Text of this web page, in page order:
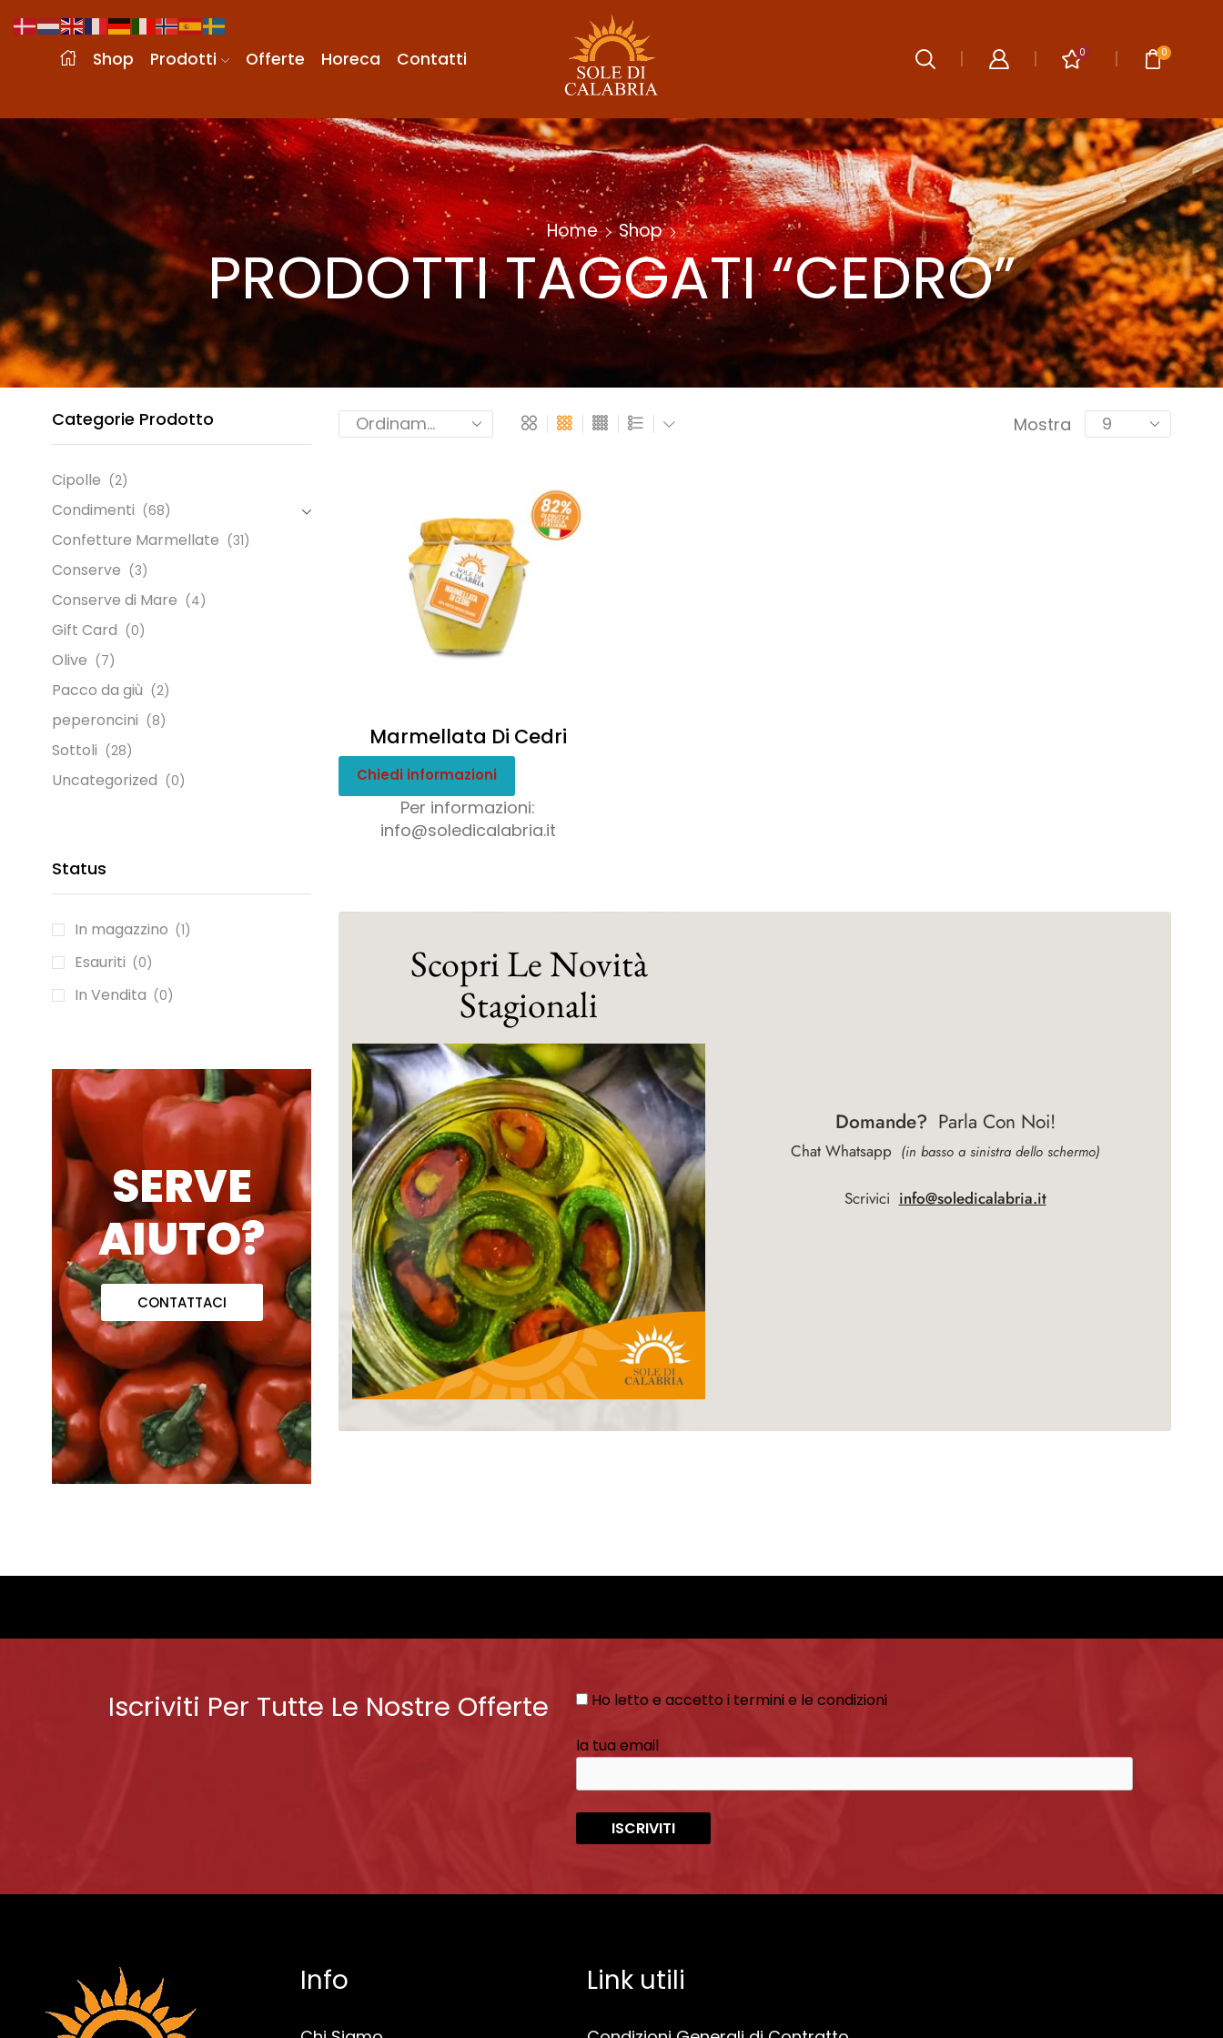
Shop Prodotti Offerte Horeca Contatti 0 0
Home Shop
PRODOTTI TAGGATI “CEDRO”
Mostra
Marmellata Di Cedri
Chiedi informazioni
Per informazioni:
info@soledicalabria.it
Scopri Le Novità
Stagionali
Domande? Parla Con Noi!
Chat Whatsapp (in basso a sinistra dello schermo)
Scrivici info@soledicalabria.it
Categorie Prodotto
Cipolle (2)
Condimenti (68)
Confetture Marmellate (31)
Conserve (3)
Conserve di Mare (4)
Gift Card (0)
Olive (7)
Pacco da giù (2)
peperoncini (8)
Sottoli (28)
Uncategorized (0)
Status
In magazzino (1)
Esauriti (0)
In Vendita (0)
SERVE
AIUTO?
CONTATTACI
Iscriviti Per Tutte Le Nostre Offerte Ho letto e accetto i termini e le condizioni
la tua email
Info Link utili